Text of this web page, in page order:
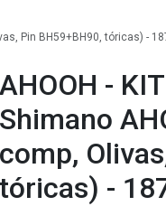
Pin BH59+BH90, tóricas) -
AHOOH -
Shimano
comp,
tóricas) -